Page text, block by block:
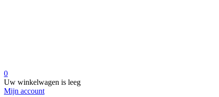
0
Uw winkelwagen is leeg
Mijn account